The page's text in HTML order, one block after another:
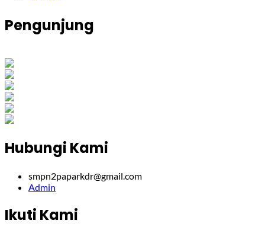
Pengunjung
Hubungi Kami
smpn2paparkdr@gmail.com
Admin
Ikuti Kami